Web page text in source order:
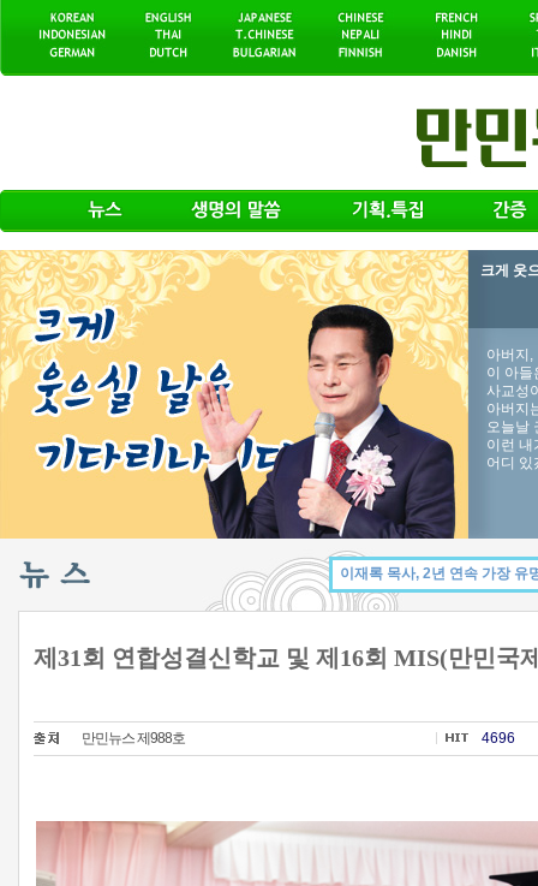
크게 웃
아버지,
이 아들
사교성
아버지
오늘날
이런 내
어디 있
제31회 연합성결신학교 및 제16회 MIS(만민국
만민뉴스 제988호 4696